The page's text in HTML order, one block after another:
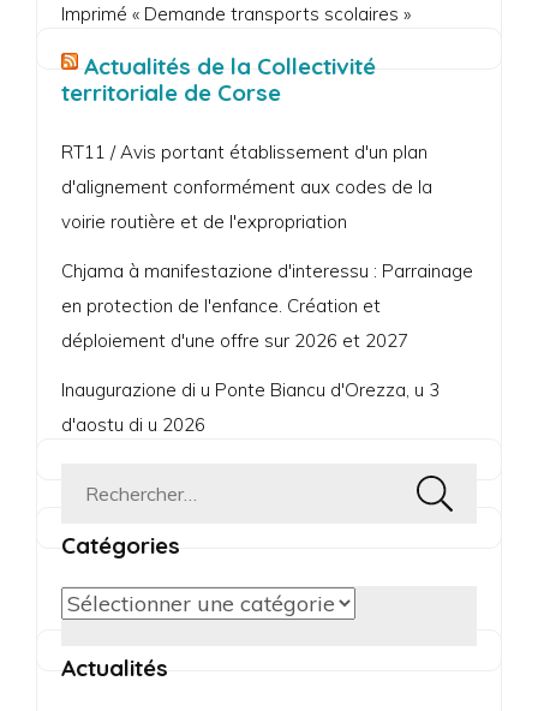
Imprimé « Demande transports scolaires »
Actualités de la Collectivité
territoriale de Corse
RT11 / Avis portant établissement d'un plan
d'alignement conformément aux codes de la
voirie routière et de l'expropriation
Chjama à manifestazione d'interessu : Parrainage
en protection de l'enfance. Création et
déploiement d'une offre sur 2026 et 2027
Inaugurazione di u Ponte Biancu d'Orezza, u 3
d'aostu di u 2026
Rechercher :
Catégories
Catégories
Actualités